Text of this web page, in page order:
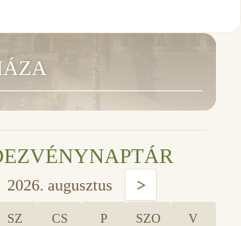
2026. augusztus >
SZ CS P SZO V